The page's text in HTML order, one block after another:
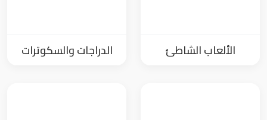
الألعاب الشاطئ الدراجات والسكوترات